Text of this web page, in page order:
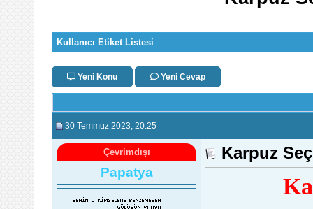
Kullanıcı Etiket Listesi
Yeni Konu Yeni Cevap
30 Temmuz 2023 , 20:25
Çevrimdışı
Papatya
Karpuz